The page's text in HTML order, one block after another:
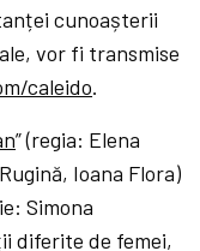
cunoașterii
vor fi transmise
caleido.
” (regia: Elena
Ioana Flora)
Simona
diferite de femei,